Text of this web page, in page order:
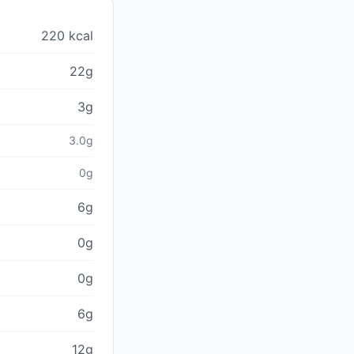
220 kcal
22g
3g
3.0g
0g
6g
0g
0g
6g
12g